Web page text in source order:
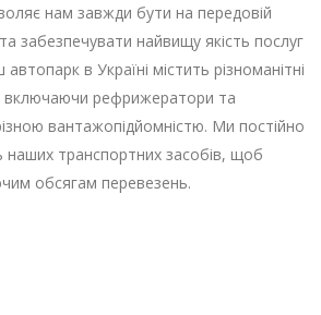
нам завжди бути на передовій
забезпечувати найвищу якість послуг
в Україні містить різноманітні
включаючи рефрижератори та
вантажопідйомністю. Ми постійно
наших транспортних засобів, щоб
обсягам перевезень.